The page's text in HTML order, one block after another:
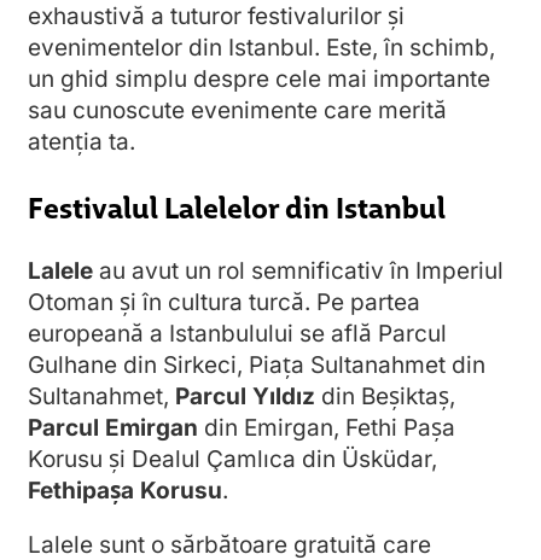
exhaustivă a tuturor festivalurilor și
evenimentelor din Istanbul. Este, în schimb,
un ghid simplu despre cele mai importante
sau cunoscute evenimente care merită
atenția ta.
Festivalul Lalelelor din Istanbul
Lalele au avut un rol semnificativ în Imperiul
Otoman și în cultura turcă. Pe partea
europeană a Istanbulului se află Parcul
Gulhane din Sirkeci, Piața Sultanahmet din
Sultanahmet, Parcul Yıldız din Beşiktaș,
Parcul Emirgan din Emirgan, Fethi Paşa
Korusu și Dealul Çamlıca din Üsküdar,
Fethipaşa Korusu.
Lalele sunt o sărbătoare gratuită care